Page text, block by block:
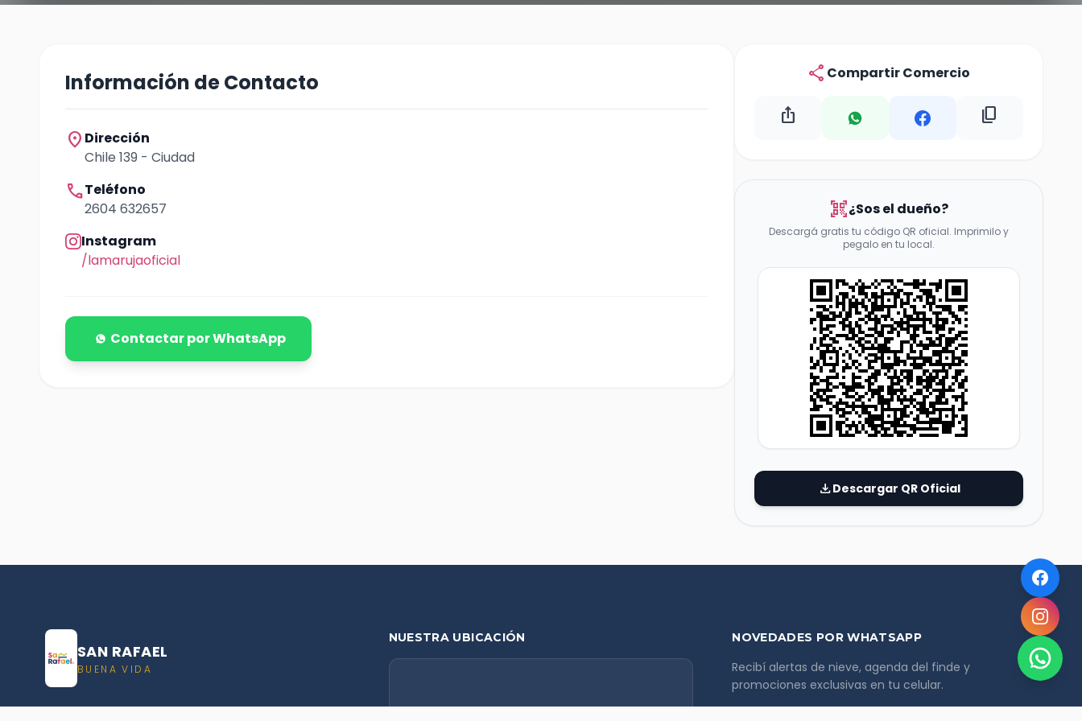
Información de Contacto
location_on Dirección
Chile 139 - Ciudad
callTeléfono
2604 632657
Instagram
/lamarujaoficial
Contactar por WhatsApp
share Compartir Comercio
ios_share content_copy
qr_code_scanner¿Sos el dueño?
Descargá gratis tu código QR oficial. Imprimilo y
pegalo en tu local.
downloadDescargar QR Oficial
SAN RAFAEL
BUENA VIDA
NUESTRA UBICACIÓN NOVEDADES POR WHATSAPP
Recibí alertas de nieve, agenda del finde y
promociones exclusivas en tu celular.